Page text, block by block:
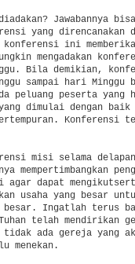
Jawabannya bisa
yang direncanakan
ini
mengadakan
Bila demikian,
sampai hari Minggu
peluang peserta yang
dimulai dengan baik
Konferensi
misi selama
mempertimbangkan
agar dapat
usaha yang besar
Ingatlah terus
telah mendirikan
ada gereja yang
menekan.